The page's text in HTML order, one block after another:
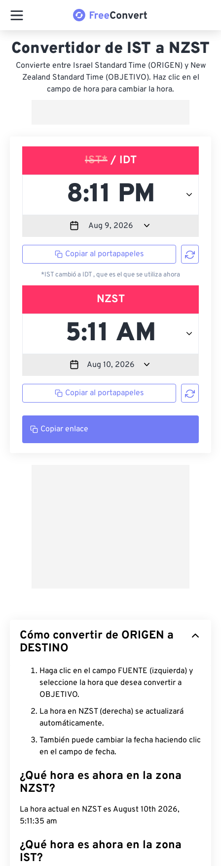
Convertidor de IST a NZST
Convierte entre Israel Standard Time (ORIGEN) y New
Zealand Standard Time (OBJETIVO). Haz clic en el
campo de hora para cambiar la hora.
IST*/ IDT
Copiar al portapapeles
*IST cambió a IDT , que es el que se utiliza ahora
NZST
Copiar al portapapeles
Copiar enlace
Cómo convertir de ORIGEN a
DESTINO
Haga clic en el campo FUENTE (izquierda) y
seleccione la hora que desea convertir a
OBJETIVO.
La hora en NZST (derecha) se actualizará
automáticamente.
También puede cambiar la fecha haciendo clic
en el campo de fecha.
¿Qué hora es ahora en la zona
NZST?
La hora actual en NZST es August 10th 2026,
5:11:36 am
¿Qué hora es ahora en la zona
IST?